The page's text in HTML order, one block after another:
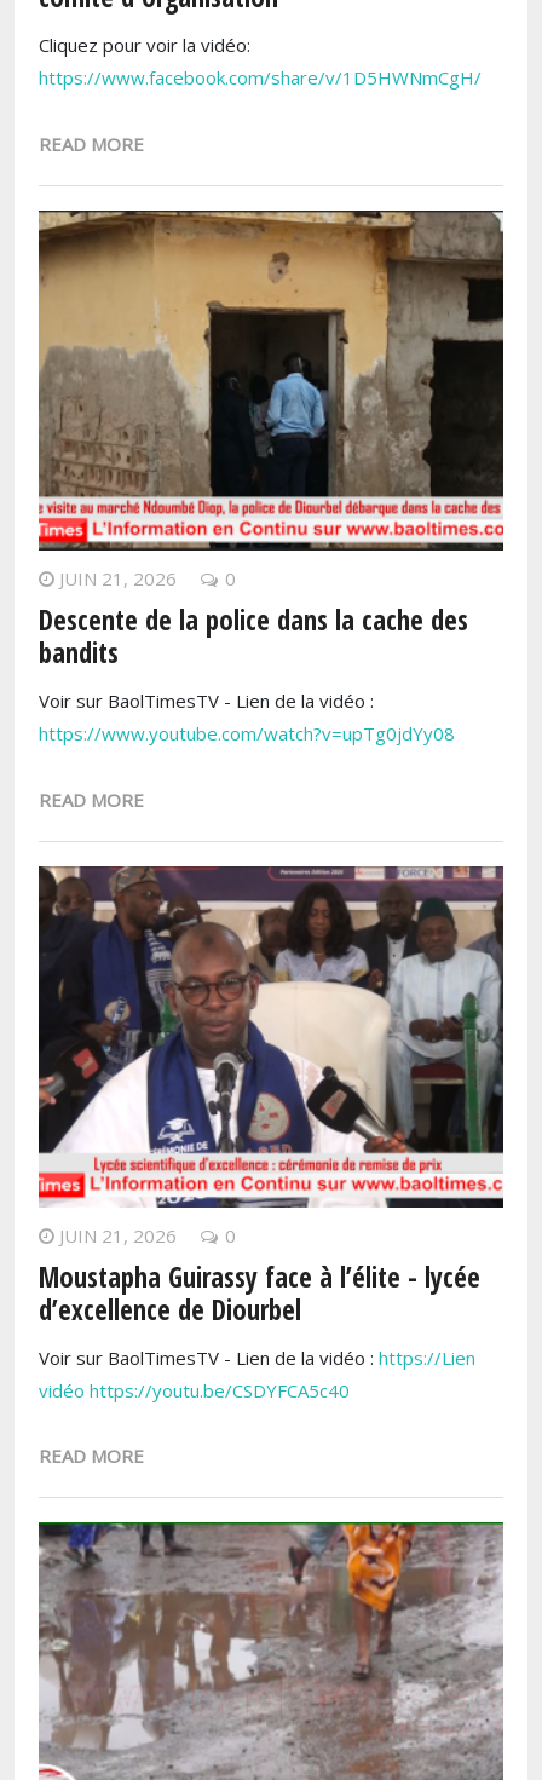
Cliquez pour voir la vidéo:
https://www.facebook.com/share/v/1D5HWNmCgH/
READ MORE
JUIN 21, 2026 0
Descente de la police dans la cache des
bandits
Voir sur BaolTimesTV - Lien de la vidéo :
https://www.youtube.com/watch?v=upTg0jdYy08
READ MORE
JUIN 21, 2026 0
Moustapha Guirassy face à l’élite - lycée
d’excellence de Diourbel
Voir sur BaolTimesTV - Lien de la vidéo : https://Lien
vidéo https://youtu.be/CSDYFCA5c40
READ MORE